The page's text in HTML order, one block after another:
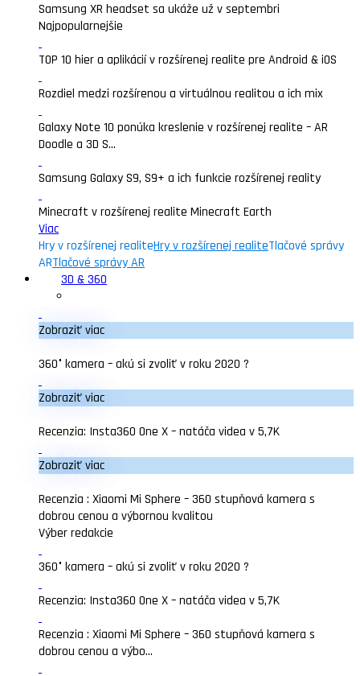
Samsung XR headset sa ukáže už v septembri
Najpopularnejšie
TOP 10 hier a aplikácií v rozšírenej realite pre Android & iOS
Rozdiel medzi rozšírenou a virtuálnou realitou a ich mix
Galaxy Note 10 ponúka kreslenie v rozšírenej realite – AR
Doodle a 3D S...
Samsung Galaxy S9, S9+ a ich funkcie rozšírenej reality
Minecraft v rozšírenej realite Minecraft Earth
Viac
Hry v rozšírenej realiteHry v rozšírenej realiteTlačové správy
ARTlačové správy AR
3D & 360
Zobraziť viac
360° kamera – akú si zvoliť v roku 2020 ?
Zobraziť viac
Recenzia: Insta360 One X – natáča videa v 5,7K
Zobraziť viac
Recenzia : Xiaomi Mi Sphere – 360 stupňová kamera s
dobrou cenou a výbornou kvalitou
Výber redakcie
360° kamera – akú si zvoliť v roku 2020 ?
Recenzia: Insta360 One X – natáča videa v 5,7K
Recenzia : Xiaomi Mi Sphere – 360 stupňová kamera s
dobrou cenou a výbo...